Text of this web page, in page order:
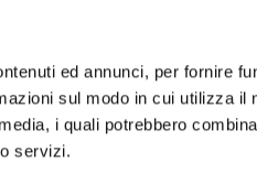
ed annunci, per fornire
sul modo in cui utilizza
i quali potrebbero
servizi.
UNITED STATES
технический